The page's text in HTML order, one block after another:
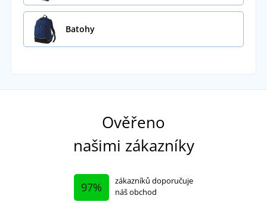
Batohy
Ověřeno
našimi zákazníky
97%
zákazníků doporučuje
náš obchod